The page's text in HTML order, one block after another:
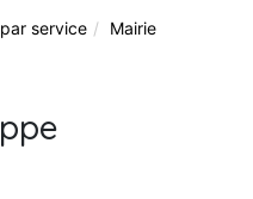
service
Mairie